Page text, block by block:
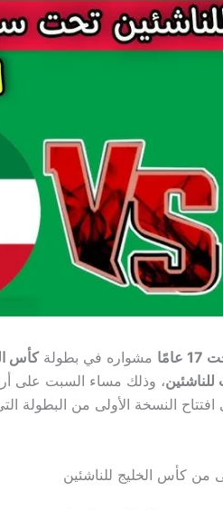
مشواره في بطولةكأس
، وذلك مساء السبت على
النسخة الأولى من البطولة
من كأس الخليج للناشئين